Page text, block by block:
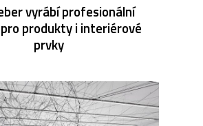
vyrábí profesionální
produkty i interiérové
prvky